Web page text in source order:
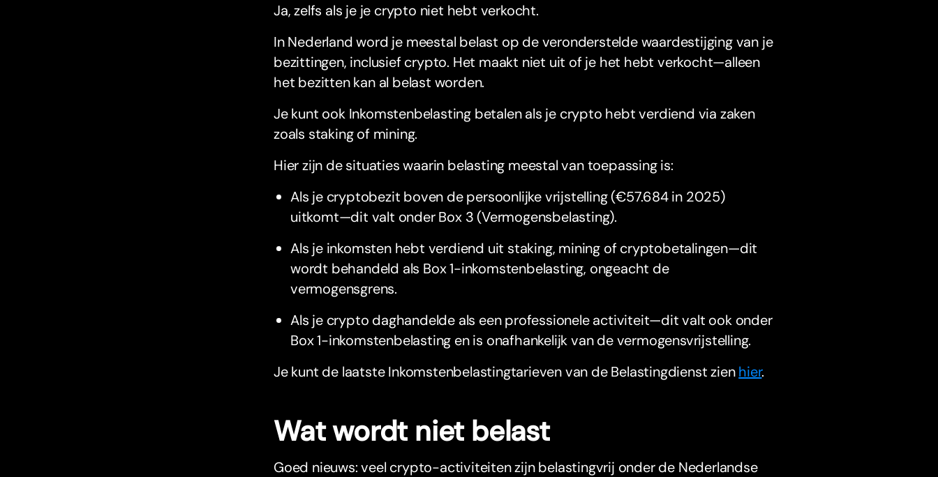
Ja, zelfs als je je crypto niet hebt verkocht.
In Nederland word je meestal belast op de veronderstelde waardestijging van je
bezittingen, inclusief crypto. Het maakt niet uit of je het hebt verkocht—alleen
het bezitten kan al belast worden.
Je kunt ook Inkomstenbelasting betalen als je crypto hebt verdiend via zaken
zoals staking of mining.
Hier zijn de situaties waarin belasting meestal van toepassing is:
Als je cryptobezit boven de persoonlijke vrijstelling (€57.684 in 2025)
uitkomt—dit valt onder Box 3 (Vermogensbelasting).
Als je inkomsten hebt verdiend uit staking, mining of cryptobetalingen—dit
wordt behandeld als Box 1-inkomstenbelasting, ongeacht de
vermogensgrens.
Als je crypto daghandelde als een professionele activiteit—dit valt ook onder
Box 1-inkomstenbelasting en is onafhankelijk van de vermogensvrijstelling.
Je kunt de laatste Inkomstenbelastingtarieven van de Belastingdienst zienhier.
Wat wordt niet belast
Goed nieuws: veel crypto-activiteiten zijn belastingvrij onder de Nederlandse